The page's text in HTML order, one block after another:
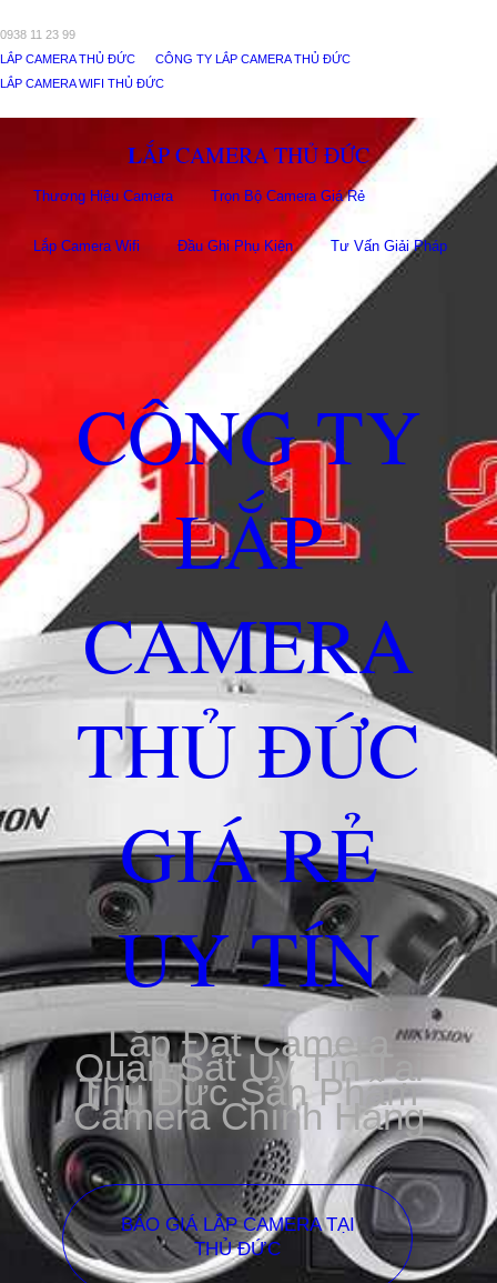
0938 11 23 99
LẮP CAMERA THỦ ĐỨC
CÔNG TY LẮP CAMERA THỦ ĐỨC
LẮP CAMERA WIFI THỦ ĐỨC
LẮP CAMERA THỦ ĐỨC
Thương Hiệu Camera Trọn Bộ Camera Giá Rẻ
Lắp Camera Wifi Đầu Ghi Phụ Kiên Tư Vấn Giải Pháp
CÔNG TY
LẮP
CAMERA
THỦ ĐỨC
GIÁ RẺ
UY TÍN
Lắp Đặt Camera
Quan Sát Uy Tín Tại
Thủ Đức Sản Phẩm
Camera Chính Hãng
BÁO GIÁ LẮP CAMERA TẠI
THỦ ĐỨC